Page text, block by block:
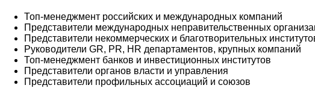
Топ-менеджмент российских и международных компаний
Представители международных неправительственных
Представители некоммерческих и благотворительных
Руководители GR, PR, HR департаментов, крупных компаний
Топ-менеджмент банков и инвестиционных институтов
Представители органов власти и управления
Представители профильных ассоциаций и союзов